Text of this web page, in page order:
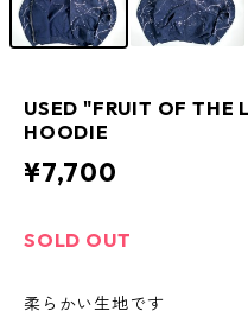
USED "FRUIT OF THE
HOODIE
¥7,700
SOLD OUT
柔らかい生地です